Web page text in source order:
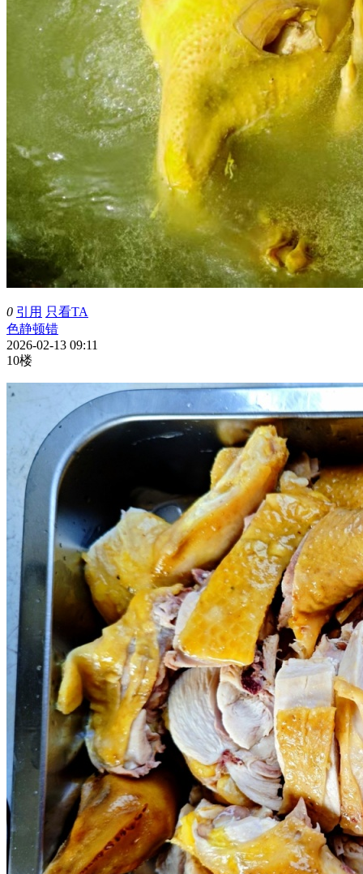
0 引用 只看TA
色静顿错
2026-02-13 09:11
10楼